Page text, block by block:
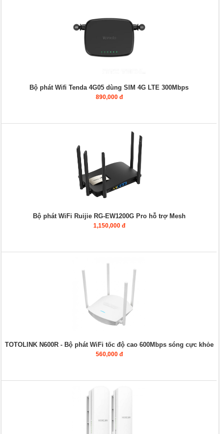
Bộ phát Wifi Tenda 4G05 dùng SIM 4G LTE 300Mbps
890,000 đ
Bộ phát WiFi Ruijie RG-EW1200G Pro hỗ trợ Mesh
1,150,000 đ
TOTOLINK N600R - Bộ phát WiFi tốc độ cao 600Mbps sóng cực khỏe
560,000 đ